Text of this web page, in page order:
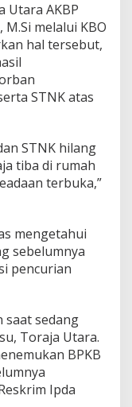
Utara AKBP
M.Si melalui KBO
hal tersebut,
STNK atas
STNK hilang
tiba di rumah
terbuka,”
mengetahui
sebelumnya
pencurian
saat sedang
Toraja Utara.
BPKB
Ipda